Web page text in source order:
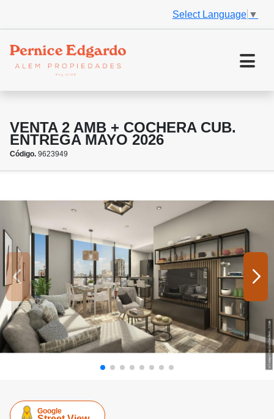
Select Language ▼
VENTA 2 AMB + COCHERA CUB.
ENTREGA MAYO 2026
Código. 9623949
Google